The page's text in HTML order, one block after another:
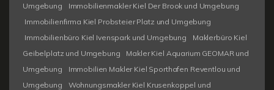
Umgebung
Immobilienmakler Kiel Der Brook und Umgebung
Immobilienfirma Kiel Probsteier Platz und Umgebung
Immobilienbüro Kiel Ivenspark und Umgebung
Maklerbüro Kiel
Geibelplatz und Umgebung
Makler Kiel Aquarium GEOMAR und
Umgebung
Immobilien Makler Kiel Sporthafen Reventlou und
Umgebung
Wohnungsmakler Kiel Krusenkoppel und